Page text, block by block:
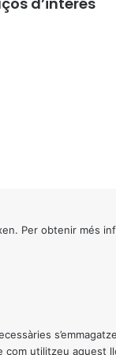
Per obtenir més
com utilitzeu aquest